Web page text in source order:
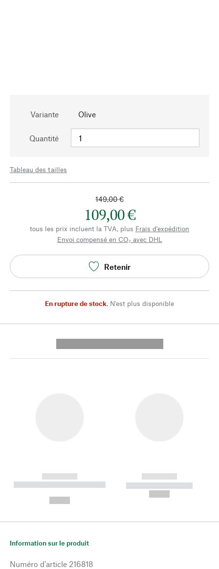
Variante Olive
Quantité
Tableau des tailles
149,00 €
109,00 €
tous les prix incluent la TVA, plus Frais d'expédition
Envoi compensé en CO₂ avec DHL
Retenir
En rupture de stock, N'est plus disponible
------------
----------- ----------- --------
------------
----------- -----------
Information sur le produit
Numéro d'article 216818